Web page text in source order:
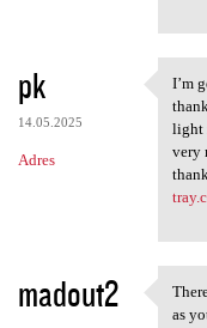
pk
14.05.2025
Adres
I’m
I’m
light
very
madout2
as